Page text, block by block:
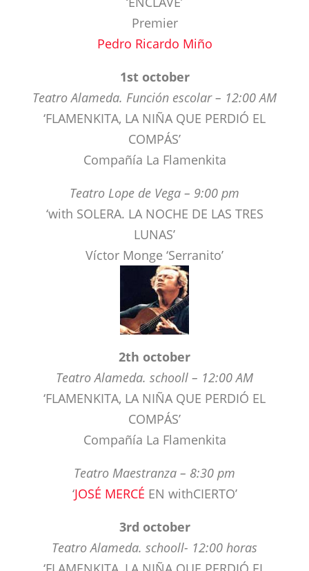
1st october
Teatro Alameda. Función escolar – 12:00 AM
COMPÁS’
Compañía La Flamenkita
Teatro Lope de Vega – 9:00 pm
‘with SOLERA. LA NOCHE DE LAS TRES
Víctor Monge ‘Serranito’
2th october
Teatro Alameda. schooll – 12:00 AM
‘FLAMENKITA, LA NIÑA QUE PERDIÓ EL
COMPÁS’
Compañía La Flamenkita
Teatro Maestranza – 8:30 pm
JOSÉ MERCÉ
EN withCIERTO’
3rd october
Teatro Alameda. schooll- 12:00 horas
‘FLAMENKITA, LA NIÑA QUE PERDIÓ EL
COMPÁS’
Compañía La Flamenkita